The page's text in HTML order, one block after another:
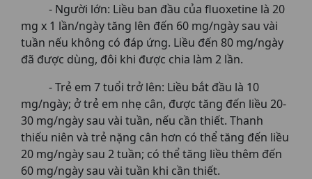
- Người lớn: Liều ban đầu của fluoxetine là 20
mg x 1 lần/ngày tăng lên đến 60 mg/ngày sau vài
tuần nếu không có đáp ứng. Liều đến 80 mg/ngày
đã được dùng, đôi khi được chia làm 2 lần.
- Trẻ em 7 tuổi trở lên: Liều bắt đầu là 10
mg/ngày; ở trẻ em nhẹ cân, được tăng đến liều 20-
30 mg/ngày sau vài tuần, nếu cần thiết. Thanh
thiếu niên và trẻ nặng cân hơn có thể tăng đến liều
20 mg/ngày sau 2 tuần; có thể tăng liều thêm đến
60 mg/ngày sau vài tuần khi cần thiết.